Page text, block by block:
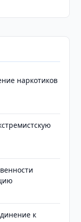
наркотиков
к